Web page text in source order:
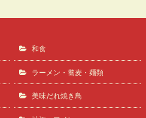
和食
ラーメン・蕎麦・麺類
美味だれ焼き鳥